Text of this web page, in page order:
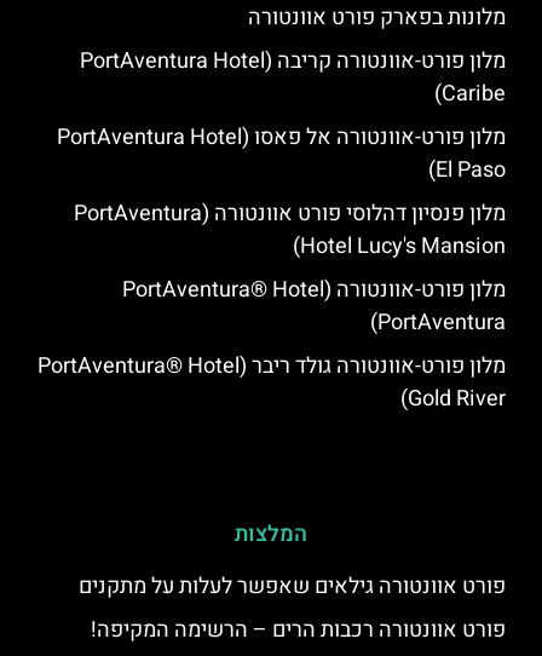
מלונות בפארק פורט אוונטורה
מלון פורט-אוונטורה קריבה (PortAventura Hotel
Caribe)
מלון פורט-אוונטורה אל פאסו (PortAventura Hotel
El Paso)
מלון פנסיון דהלוסי פורט אוונטורה (PortAventura
Hotel Lucy's Mansion‬)
מלון פורט-אוונטורה (PortAventura® Hotel
PortAventura)
מלון פורט-אוונטורה גולד ריבר (PortAventura® Hotel
Gold River)
המלצות
פורט אוונטורה גילאים שאפשר לעלות על מתקנים
פורט אוונטורה רכבות הרים – הרשימה המקיפה!